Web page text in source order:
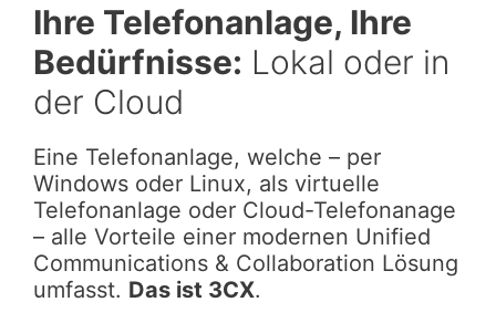
Ihre Telefonanlage, Ihre
Bedürfnisse: Lokal oder in
der Cloud
Eine Telefonanlage, welche – per
Windows oder Linux, als virtuelle
Telefonanlage oder Cloud-Telefonanage
– alle Vorteile einer modernen Unified
Communications & Collaboration Lösung
umfasst. Das ist 3CX.